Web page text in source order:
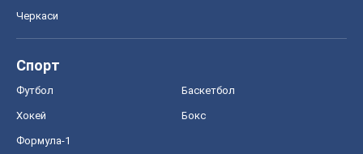
Черкаси
Спорт
Футбол Баскетбол
Хокей Бокс
Формула-1